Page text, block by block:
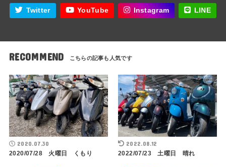
Twitter YouTube Instagram LINE
RECOMMEND
2020.07.30
2020/07/28 火曜日 くもり
2022.08.12
2022/07/23 土曜日 晴れ